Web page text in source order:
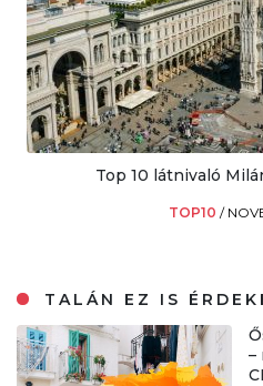
Top 10 látnivaló
TOP10 /
TALÁN EZ IS
–